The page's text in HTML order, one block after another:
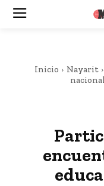
Inicio Nayarit